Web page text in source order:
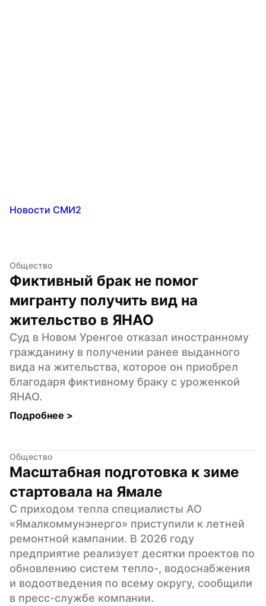
Новости СМИ2
Общество
Фиктивный брак не помог
мигранту получить вид на
жительство в ЯНАО
Суд в Новом Уренгое отказал иностранному
гражданину в получении ранее выданного
вида на жительства, которое он приобрел
благодаря фиктивному браку с уроженкой
ЯНАО.
Подробнее >
Общество
Масштабная подготовка к зиме
стартовала на Ямале
С приходом тепла специалисты АО
«Ямалкоммунэнерго» приступили к летней
ремонтной кампании. В 2026 году
предприятие реализует десятки проектов по
обновлению систем тепло-, водоснабжения
и водоотведения по всему округу, сообщили
в пресс-службе компании.